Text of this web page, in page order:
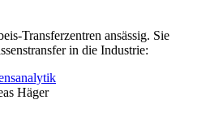
Transferzentren ansässig. Sie
in die Industrie:
Häger